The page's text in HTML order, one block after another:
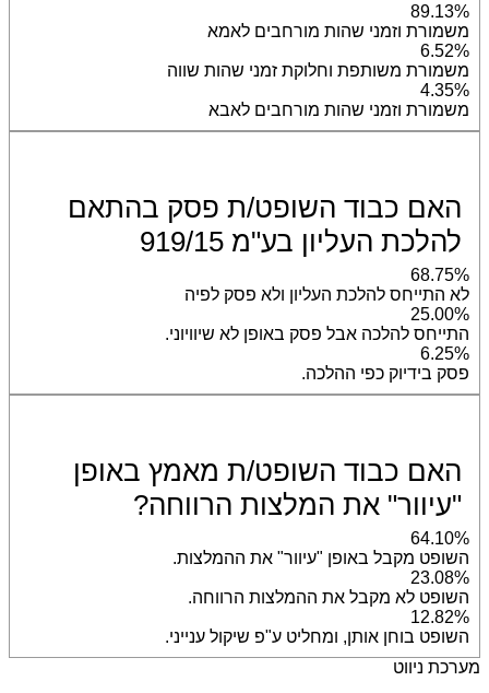
89.13%
משמורת וזמני שהות מורחבים לאמא
6.52%
משמורת משותפת וחלוקת זמני שהות שווה
4.35%
משמורת וזמני שהות מורחבים לאבא
האם כבוד השופט/ת פסק בהתאם
להלכת העליון בע"מ 919/15
68.75%
לא התייחס להלכת העליון ולא פסק לפיה
25.00%
התייחס להלכה אבל פסק באופן לא שיוויוני.
6.25%
פסק בידיוק כפי ההלכה.
האם כבוד השופט/ת מאמץ באופן
"עיוור" את המלצות הרווחה?
64.10%
השופט מקבל באופן "עיוור" את ההמלצות.
23.08%
השופט לא מקבל את ההמלצות הרווחה.
12.82%
השופט בוחן אותן, ומחליט ע"פ שיקול ענייני.
מערכת ניווט